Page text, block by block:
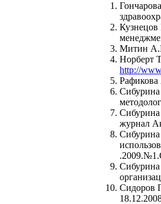
Кузнецов
Митин
Норберт
http://
Сибурина
журнал
Сидоров